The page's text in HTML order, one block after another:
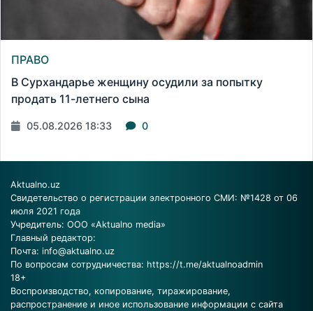
ПРАВО
В Сурхандарье женщину осудили за попытку
продать 11-летнего сына
05.08.2026 18:33 0
Aktualno.uz
Свидетельство о регистрации электронного СМИ: №1428 от 06
июля 2021 года
Учредитель: ООО «Aktualno media»
Главный редактор:
Почта: info@aktualno.uz
По вопросам сотрудничества: https://t.me/aktualnoadmin
18+
Воспроизводство, копирование, тиражирование,
распространение и иное использование информации с сайта